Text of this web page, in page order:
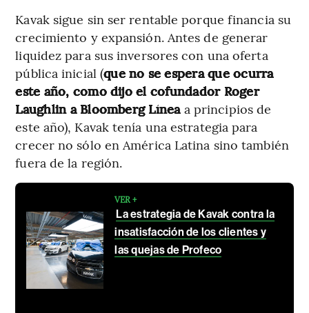
Kavak sigue sin ser rentable porque financia su
crecimiento y expansión. Antes de generar
liquidez para sus inversores con una oferta
pública inicial (que no se espera que ocurra
este año, como dijo el cofundador Roger
Laughlin a Bloomberg Líneaa principios de
este año), Kavak tenía una estrategia para
crecer no sólo en América Latina sino también
fuera de la región.
VER +
La estrategia de Kavak contra la
insatisfacción de los clientes y
las quejas de Profeco